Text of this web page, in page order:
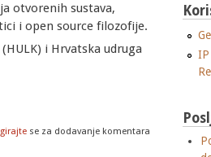
otvorenih sustava,
i open source filozofije.
i Hrvatska udruga
CLUC 2012 - Dani otvorenih računarskih
se za dodavanje komentara
IP